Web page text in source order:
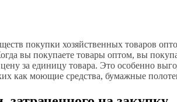
покупки хозяйственных товаров
вы покупаете товары оптом, вы
за единицу товара. Это особенно
как моющие средства, бумажные